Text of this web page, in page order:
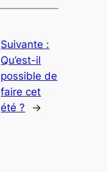
Suivante :
Qu’est-il
possible de
faire cet
été ?
→